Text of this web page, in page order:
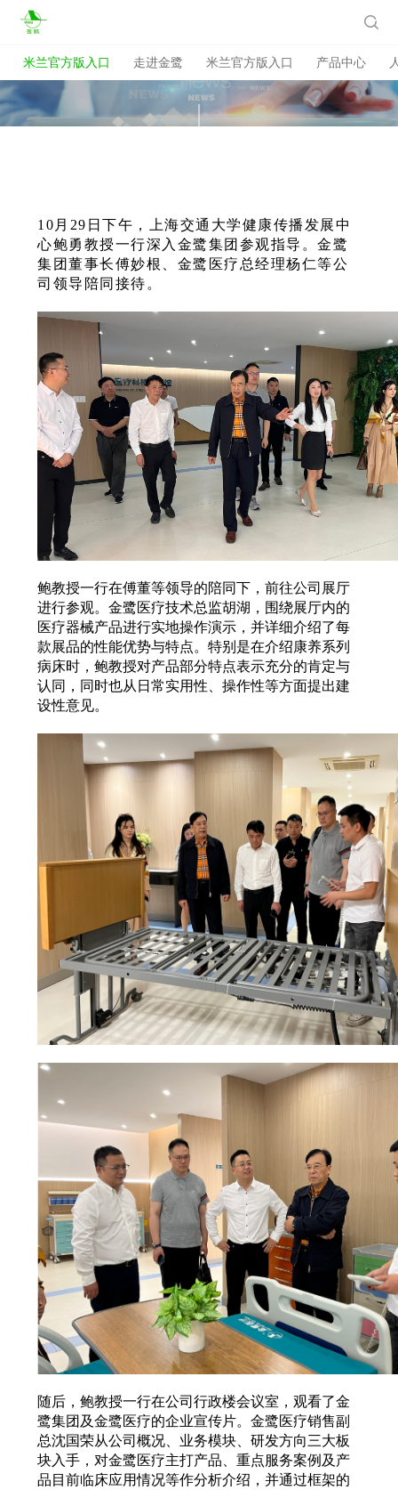
米兰官方版入口
米兰官方版入口 走进金鹭 米兰官方版入口 产品中心

10月29日下午，上海交通大学健康传播发展中
心鲍勇教授一行深入金鹭集团参观指导。金鹭
集团董事长傅妙根、金鹭医疗总经理杨仁等公
司领导陪同接待。
鲍教授一行在傅董等领导的陪同下，前往公司展厅
进行参观。金鹭医疗技术总监胡湖，围绕展厅内的
医疗器械产品进行实地操作演示，并详细介绍了每
款展品的性能优势与特点。特别是在介绍康养系列
病床时，鲍教授对产品部分特点表示充分的肯定与
认同，同时也从日常实用性、操作性等方面提出建
设性意见。
随后，鲍教授一行在公司行政楼会议室，观看了金
鹭集团及金鹭医疗的企业宣传片。金鹭医疗销售副
总沈国荣从公司概况、业务模块、研发方向三大板
块入手，对金鹭医疗主打产品、重点服务案例及产
品目前临床应用情况等作分析介绍，并通过框架的